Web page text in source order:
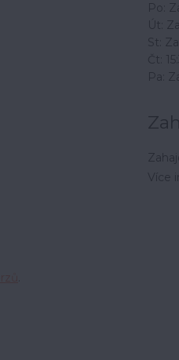
Po:
Út:
St:
Čt:
Pa:
Více